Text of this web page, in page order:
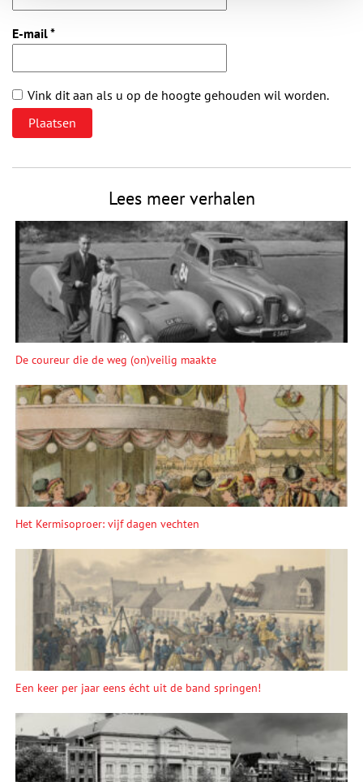
E-mail*
Vink dit aan als u op de hoogte gehouden wil worden.
Lees meer verhalen
De coureur die de weg (on)veilig maakte
Het Kermisoproer: vijf dagen vechten
Een keer per jaar eens écht uit de band springen!